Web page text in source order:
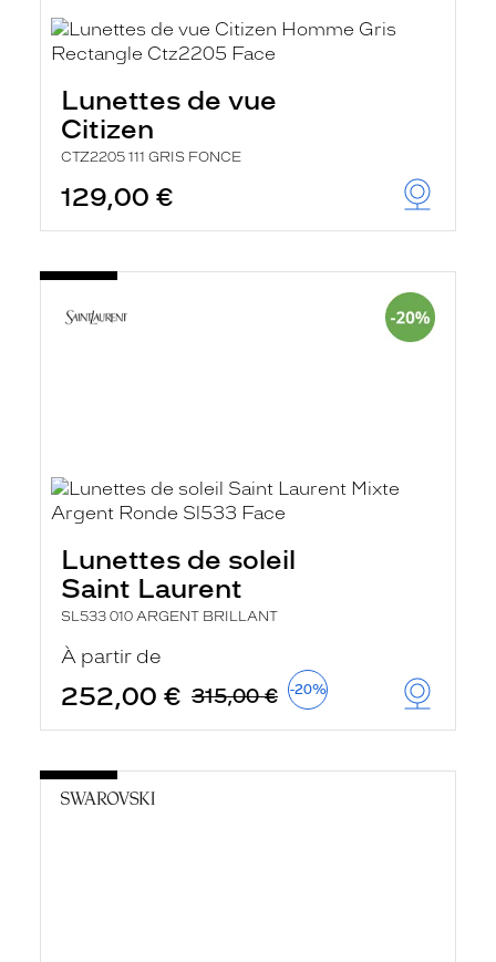
Lunettes de vue
Citizen
CTZ2205 111 GRIS FONCE
129,00 €
Lunettes de soleil
Saint Laurent
SL533 010 ARGENT BRILLANT
À partir de
252,00 € 315,00 € -20%